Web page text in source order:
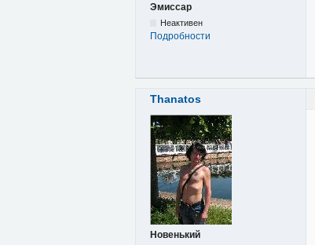
Эмиссар
Неактивен
Подробности
Thanatos
Новенький